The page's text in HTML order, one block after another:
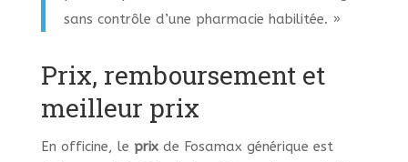
sans contrôle d’une pharmacie habilitée. »
Prix, remboursement et
meilleur prix
En officine, le prixde Fosamax générique est